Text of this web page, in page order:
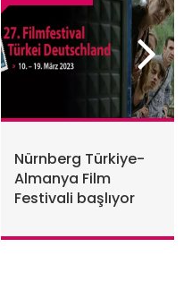
Nürnberg Türkiye-
Almanya Film
Festivali başlıyor